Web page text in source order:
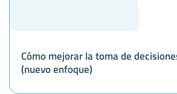
Cómo mejorar la toma de
(nuevo enfoque)